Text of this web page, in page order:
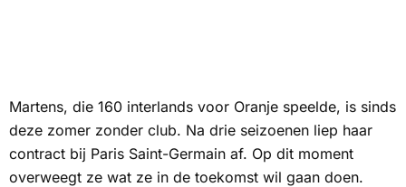
Martens, die 160 interlands voor Oranje speelde, is sinds
deze zomer zonder club. Na drie seizoenen liep haar
contract bij Paris Saint-Germain af. Op dit moment
overweegt ze wat ze in de toekomst wil gaan doen.